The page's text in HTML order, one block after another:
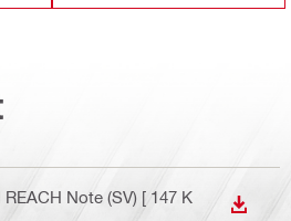
Note (SV) [ 147 K
LADDA